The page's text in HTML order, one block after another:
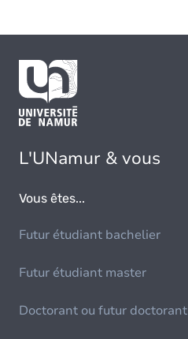
L'UNamur & vous
Vous êtes...
Futur étudiant bachelier
Futur étudiant master
Doctorant ou futur doctorant